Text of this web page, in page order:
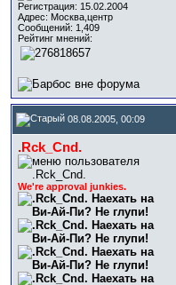
Регистрация: 15.02.2004
Адрес: Москва,центр
Сообщений: 1,409
Рейтинг мнений:
08.08.2005, 00:09
.Rck_Cnd.
We're approval junkies.